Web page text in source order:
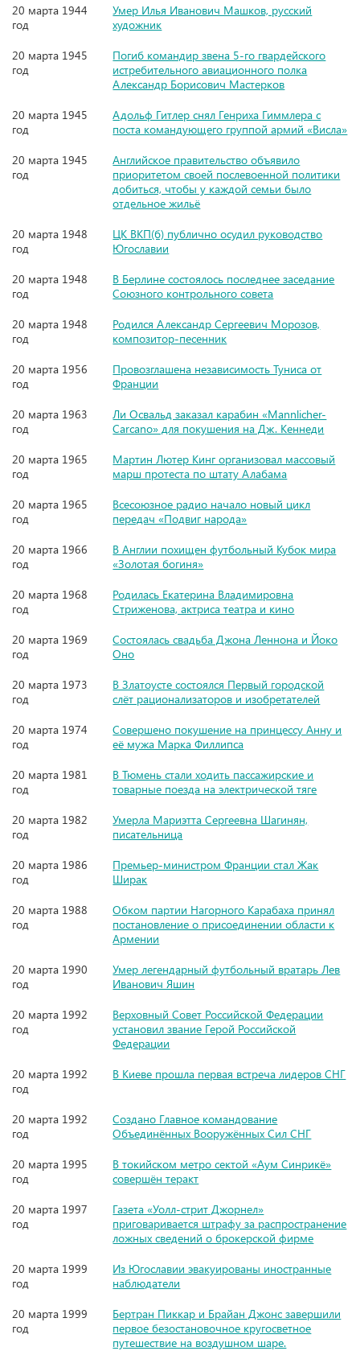
20 марта 1944
год
Умер Илья Иванович Машков, русский
художник
20 марта 1945
год
Погиб командир звена 5-го гвардейского
истребительного авиационного полка
Александр Борисович Мастерков
20 марта 1945
год
Адольф Гитлер снял Генриха Гиммлера с
поста командующего группой армий «Висла»
20 марта 1945
год
Английское правительство объявило
приоритетом своей послевоенной политики
добиться, чтобы у каждой семьи было
отдельное жильё
20 марта 1948
год
ЦК ВКП(б) публично осудил руководство
Югославии
20 марта 1948
год
В Берлине состоялось последнее заседание
Союзного контрольного совета
20 марта 1948
год
Родился Александр Сергеевич Морозов,
композитор-песенник
20 марта 1956
год
Провозглашена независимость Туниса от
Франции
20 марта 1963
год
Ли Освальд заказал карабин «Mannlicher-
Carcano» для покушения на Дж. Кеннеди
20 марта 1965
год
Мартин Лютер Кинг организовал массовый
марш протеста по штату Алабама
20 марта 1965
год
Всесоюзное радио начало новый цикл
передач «Подвиг народа»
20 марта 1966
год
В Англии похищен футбольный Кубок мира
«Золотая богиня»
20 марта 1968
год
Родилась Екатерина Владимировна
Стриженова, актриса театра и кино
20 марта 1969
год
Состоялась свадьба Джона Леннона и Йоко
Оно
20 марта 1973
год
В Златоусте состоялся Первый городской
слёт рационализаторов и изобретателей
20 марта 1974
год
Совершено покушение на принцессу Анну и
её мужа Марка Филлипса
20 марта 1981
год
В Тюмень стали ходить пассажирские и
товарные поезда на электрической тяге
20 марта 1982
год
Умерла Мариэтта Сергеевна Шагинян,
писательница
20 марта 1986
год
Премьер-министром Франции стал Жак
Ширак
20 марта 1988
год
Обком партии Нагорного Карабаха принял
постановление о присоединении области к
Армении
20 марта 1990
год
Умер легендарный футбольный вратарь Лев
Иванович Яшин
20 марта 1992
год
Верховный Совет Российской Федерации
установил звание Герой Российской
Федерации
20 марта 1992
год
В Киеве прошла первая встреча лидеров СНГ
20 марта 1992
год
Создано Главное командование
Объединённых Вооружённых Сил СНГ
20 марта 1995
год
В токийском метро сектой «Аум Синрикё»
совершён теракт
20 марта 1997
год
Газета «Уолл-стрит Джорнел»
приговаривается штрафу за распространение
ложных сведений о брокерской фирме
20 марта 1999
год
Из Югославии эвакуированы иностранные
наблюдатели
20 марта 1999
год
Бертран Пиккар и Брайан Джонс завершили
первое безостановочное кругосветное
путешествие на воздушном шаре.